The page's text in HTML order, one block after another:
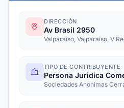
DIRECCIÓN
Av Brasil 2950
Valparaiso, Valparaíso, V
TIPO DE CONTRIBUYENTE
Persona Juridica
Sociedades Anonimas